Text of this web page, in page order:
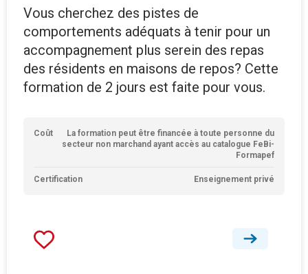
Vous cherchez des pistes de
comportements adéquats à tenir pour un
accompagnement plus serein des repas
des résidents en maisons de repos? Cette
formation de 2 jours est faite pour vous.
Coût
La formation peut être financée à toute personne du
secteur non marchand ayant accès au catalogue FeBi-
Formapef
Certification Enseignement privé